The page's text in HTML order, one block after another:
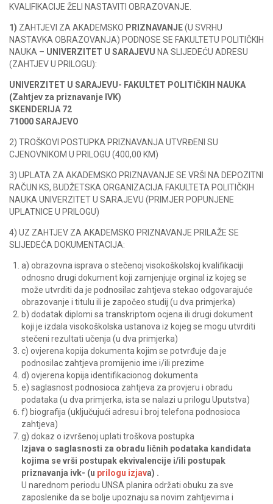
KVALIFIKACIJE ŽELI NASTAVITI OBRAZOVANJE.
1) ZAHTJEVI ZA AKADEMSKO PRIZNAVANJE(U SVRHU
NASTAVKA OBRAZOVANJA) PODNOSE SE FAKULTETU POLITIČKIH
NAUKA – UNIVERZITET U SARAJEVU NA SLIJEDEĆU ADRESU
(ZAHTJEV U PRILOGU):
UNIVERZITET U SARAJEVU- FAKULTET POLITIČKIH NAUKA
(Zahtjev za priznavanje IVK)
SKENDERIJA 72
71000 SARAJEVO
2) TROŠKOVI POSTUPKA PRIZNAVANJA UTVRĐENI SU
CJENOVNIKOM U PRILOGU (400,00 KM)
3) UPLATA ZA AKADEMSKO PRIZNAVANJE SE VRŠI NA DEPOZITNI
RAČUN KS, BUDŽETSKA ORGANIZACIJA FAKULTETA POLITIČKIH
NAUKA UNIVERZITET U SARAJEVU (PRIMJER POPUNJENE
UPLATNICE U PRILOGU)
4) UZ ZAHTJEV ZA AKADEMSKO PRIZNAVANJE PRILAŽE SE
SLIJEDEĆA DOKUMENTACIJA:
a) obrazovna isprava o stečenoj visokoškolskoj kvalifikaciji
odnosno drugi dokument koji zamjenjuje orginal iz kojeg se
može utvrditi da je podnosilac zahtjeva stekao odgovarajuće
obrazovanje i titulu ili je započeo studij (u dva primjerka)
b) dodatak diplomi sa transkriptom ocjena ili drugi dokument
koji je izdala visokoškolska ustanova iz kojeg se mogu utvrditi
stečeni rezultati učenja (u dva primjerka)
c) ovjerena kopija dokumenta kojim se potvrđuje da je
podnosilac zahtjeva promijenio ime i/ili prezime
d) ovjerena kopija identifikacionog dokumenta
e) saglasnost podnosioca zahtjeva za provjeru i obradu
podataka (u dva primjerka, ista se nalazi u prilogu Uputstva)
f) biografija (uključujući adresu i broj telefona podnosioca
zahtjeva)
g) dokaz o izvršenoj uplati troškova postupka
Izjava o saglasnosti za obradu ličnih podataka kandidata
kojima se vrši postupak ekvivalencije i/ili postupak
priznavanja ivk- (u prilogu izjava) .
U narednom periodu UNSA planira održati obuku za sve
zaposlenike da se bolje upoznaju sa novim zahtjevima i